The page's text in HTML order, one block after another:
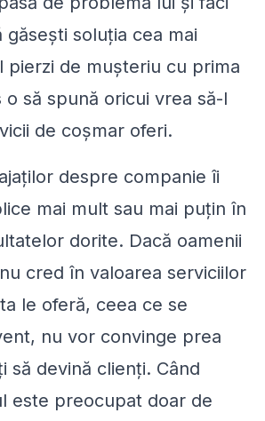
soluția cea mai
pierzi de mușteriu cu prima
o să spună oricui vrea să-l
de coșmar oferi.
despre companie îi
mai mult sau mai puțin în
dorite. Dacă oamenii
cred în valoarea serviciilor
le oferă, ceea ce se
nu vor convinge prea
să devină clienți. Când
este preocupat doar de